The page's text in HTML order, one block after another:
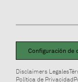
Configuración de
Disclaimers Legales
Política de Privacidad